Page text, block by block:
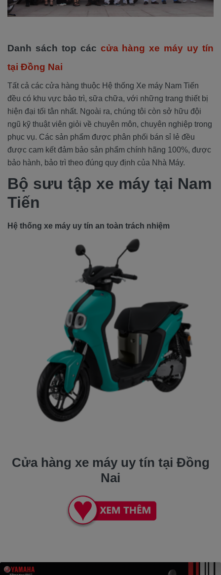
Danh sách top các cửa hàng xe máy uy tín
tại Đồng Nai
Tất cả các cửa hàng thuộc Hệ thống Xe máy Nam Tiến
đều có khu vực bảo trì, sữa chữa, với những trang thiết bị
hiện đại tối tân nhất. Ngoài ra, chúng tôi còn sở hữu đội
ngũ kỹ thuật viên giỏi về chuyên môn, chuyên nghiệp trong
phục vụ. Các sản phẩm được phân phối bán sỉ lẻ đều
được cam kết đảm bảo sản phẩm chính hãng 100%, được
bảo hành, bảo trì theo đúng quy định của Nhà Máy.
Bộ sưu tập xe máy tại Nam
Tiến
Hệ thống xe máy uy tín an toàn trách nhiệm
Cửa hàng xe máy uy tín tại Đồng
Nai